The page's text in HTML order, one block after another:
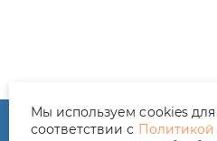
Мы используем cookies
соответствии с Политикой